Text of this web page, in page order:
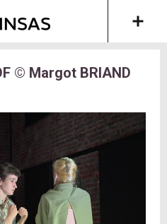
© Margot BRIAND